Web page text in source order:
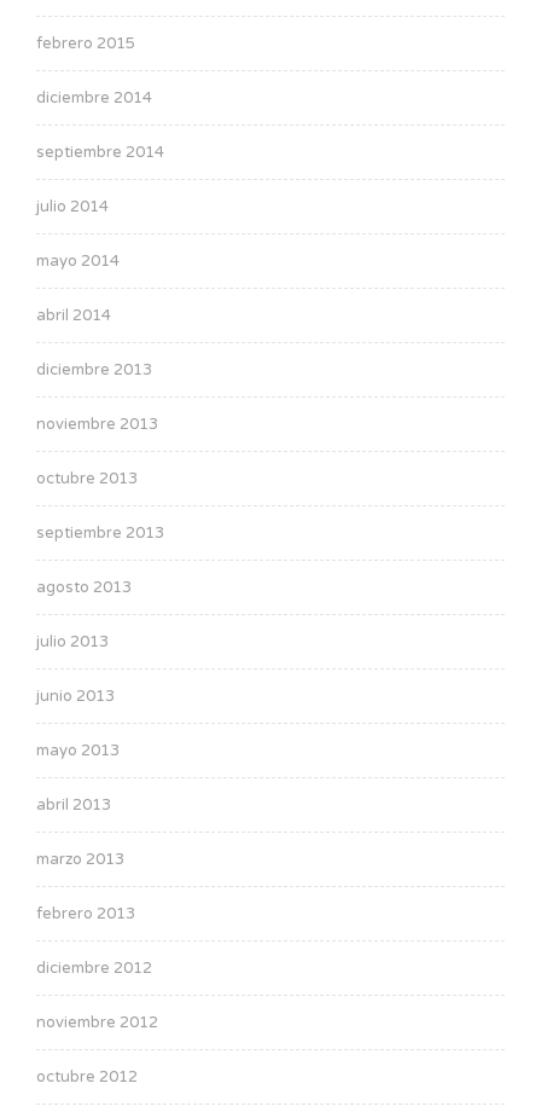
febrero 2015
diciembre 2014
septiembre 2014
julio 2014
mayo 2014
abril 2014
diciembre 2013
noviembre 2013
octubre 2013
septiembre 2013
agosto 2013
julio 2013
junio 2013
mayo 2013
abril 2013
marzo 2013
febrero 2013
diciembre 2012
noviembre 2012
octubre 2012